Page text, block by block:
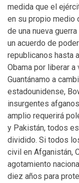
medida que el
en su propio medio
de una nueva
un acuerdo de
republicanos hasta
Obama por liberar
Guantánamo a
estadounidense,
insurgentes
amplio requerirá
y Pakistán, todos
dividido. Si todos
civil en Afganistán,
agotamiento
diez años para